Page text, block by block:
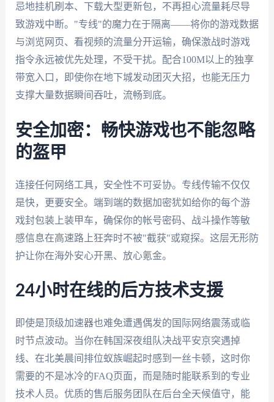
忌地挂机刷本、下载大型更新包，不再担心流量耗尽导
致游戏中断。"专线"的魔力在于隔离——将你的游戏数据
与浏览网页、看视频的流量分开运输，确保激战时游戏
指令永远被优先处理，不受干扰。配合100M以上的独享
带宽入口，即使你在地下城发动团灭大招，也能无压力
支撑大量数据瞬间吞吐，流畅到底。
安全加密：畅快游戏也不能忽略
的盔甲
连接任何网络工具，安全性不可妥协。专线传输不仅仅
是快，更要安全。端到端的数据加密犹如给你的每个游
戏封包装上装甲车，确保你的帐号密码、战斗操作等敏
感信息在高速路上狂奔时不被"截获"或窥探。这层无形防
护让你在海外安心开黑、放心氪金。
24小时在线的后方技术支援
即使是顶级加速器也难免遭遇偶发的国际网络震荡或临
时节点波动。当你在韩国深夜组队决战平安京突遇掉
线、在北美晨间排位蚁族崛起时感到一丝卡顿，这时你
需要的不是冰冷的FAQ页面，而是随时能联系到的专业
技术人员。优质的售后服务团队在后台全天候值守，能